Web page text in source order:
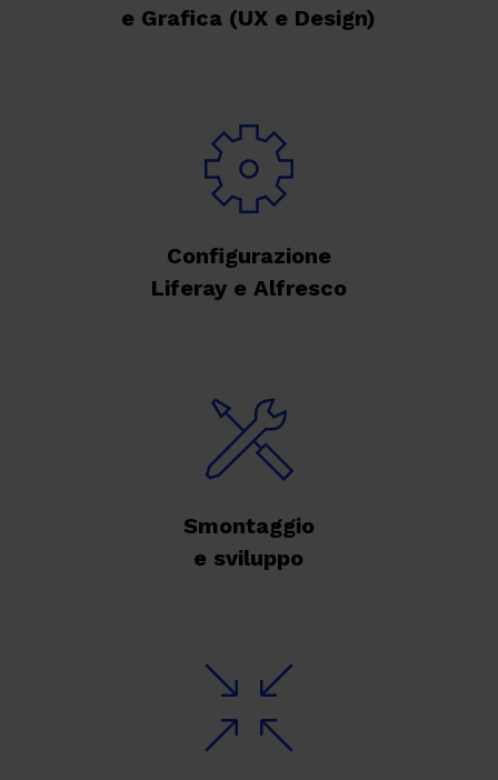
e Grafica (UX e Design)
Configurazione
Liferay e Alfresco
Smontaggio
e sviluppo